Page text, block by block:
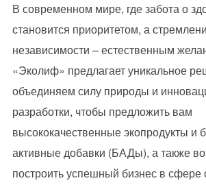
В современном мире, где забота о
становится приоритетом, а
независимости – естественным
«Эколиф» предлагает уникальное
объединяем силу природы и
разработки, чтобы предложить вам
высококачественные экопродукты и
активные добавки (БАДы), а также
построить успешный бизнес в сфере